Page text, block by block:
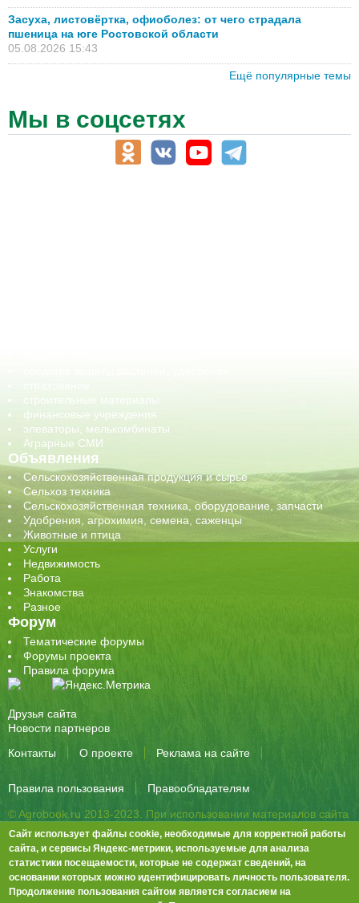
Засуха, листовёртка, офиоболез: от чего страдала
пшеница на юге Ростовской области
05.08.2026 15:43
Ещё популярные темы
Мы в соцсетях
строительные материалы
финансовые учреждения
элеваторы, мелькомбинаты
Аграрные СМИ
Объявления
Сельскохозяйственная продукция и сырье
Сельхоз техника
Сельскохозяйственная техника, оборудование, запчасти
Удобрения, агрохимия, семена, саженцы
Животные и птица
Услуги
Недвижимость
Работа
Знакомства
Разное
Форум
Тематические форумы
Форумы проекта
Правила форума
Друзья сайта
Новости партнеров
Контакты
О проекте Реклама на сайте
Правила пользования
Правообладателям
© Agrobook.ru 2013-2023. При использовании материалов сайта
активная ссылка на публикацию обязательна.
344000, Ростов-на-Дону, ул. Города Волос, д.6, 8 этаж, офис 803
Тел./факс: +7 (863) 282-83-13 e-mail:info@agrobook.ru
Возрастная категория сайта: 16+. Объявления на сайте не
премодерируются.Положение о защите персональных данных
Сайт использует файлы cookie, необходимые для корректной работы
сайта, и сервисы Яндекс-метрики, используемые для анализа
статистики посещаемости, которые не содержат сведений, на
основании которых можно идентифицировать личность пользователя.
Продолжение пользования сайтом является согласием на